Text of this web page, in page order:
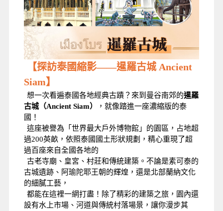
【探訪泰國縮影——暹羅古城 Ancient
Siam】
想一次看遍泰國各地經典古蹟？來到曼谷南郊的暹羅
古城（Ancient Siam）
，就像踏進一座濃縮版的泰
國！
這座被譽為「世界最大戶外博物館」的園區，占地超
過200英畝，依照泰國國土形狀規劃，精心重現了超
過百座來自全國各地的
古老寺廟、皇宮、村莊和傳統建築。不論是素可泰的
古城遺跡、阿瑜陀耶王朝的輝煌，還是北部蘭納文化
的細膩工藝，
都能在這裡一網打盡！除了精彩的建築之旅，園內還
設有水上市場、河道與傳統村落場景，讓你漫步其